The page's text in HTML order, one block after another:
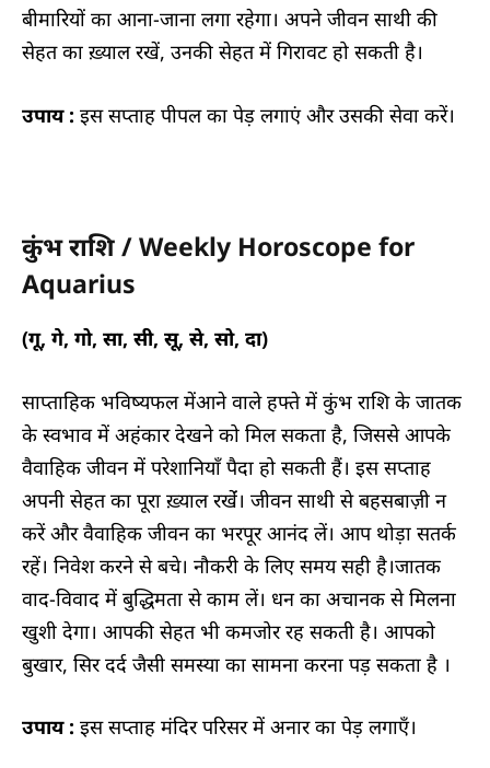
बीमारियों का आना-जाना लगा रहेगा। अपने जीवन साथी की
सेहत का ख़्याल रखें, उनकी सेहत में गिरावट हो सकती है।
उपाय : इस सप्ताह पीपल का पेड़ लगाएं और उसकी सेवा करें।
कुंभ राशि / Weekly Horoscope for
Aquarius
(गू, गे, गो, सा, सी, सू, से, सो, दा)
साप्ताहिक भविष्यफल मेंआने वाले हफ्ते में कुंभ राशि के जातक
के स्वभाव में अहंकार देखने को मिल सकता है, जिससे आपके
वैवाहिक जीवन में परेशानियाँ पैदा हो सकती हैं। इस सप्ताह
अपनी सेहत का पूरा ख़्याल रखेंं। जीवन साथी से बहसबाज़ी न
करें और वैवाहिक जीवन का भरपूर आनंद लें। आप थोड़ा सतर्क
रहें। निवेश करने से बचे। नौकरी के लिए समय सही है।जातक
वाद-विवाद में बुद्धिमता से काम लें। धन का अचानक से मिलना
खुशी देगा। आपकी सेहत भी कमजोर रह सकती है। आपको
बुखार, सिर दर्द जैसी समस्या का सामना करना पड़ सकता है ।
उपाय : इस सप्ताह मंदिर परिसर में अनार का पेड़ लगाएँ।